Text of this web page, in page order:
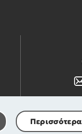
Περισσότερα